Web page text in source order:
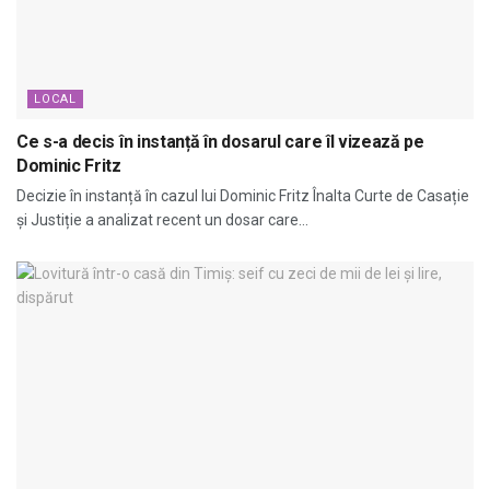
LOCAL
Ce s-a decis în instanță în dosarul care îl vizează pe
Dominic Fritz
Decizie în instanță în cazul lui Dominic Fritz Înalta Curte de Casație
și Justiție a analizat recent un dosar care...